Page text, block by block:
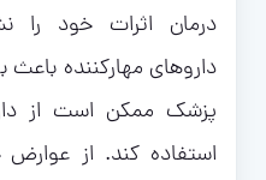
درمان اثرات خود را
داروهای مهارکننده
پزشک ممکن است از
استفاده کند. از عوارض